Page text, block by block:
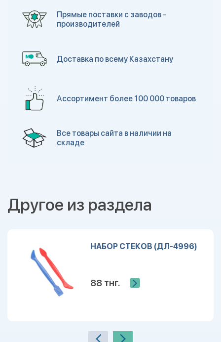
Прямые поставки с заводов -
производителей
Доставка по всему Казахстану
Ассортимент более 100 000 товаров
Все товары сайта в наличии на
складе
Другое из раздела
НАБОР СТЕКОВ (ДЛ-4996)
88 тнг.